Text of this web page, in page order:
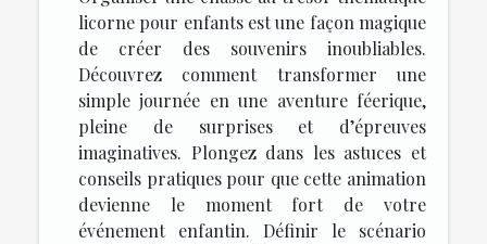
licorne pour enfants est une façon magique
de créer des souvenirs inoubliables.
Découvrez comment transformer une
simple journée en une aventure féerique,
pleine de surprises et d’épreuves
imaginatives. Plongez dans les astuces et
conseils pratiques pour que cette animation
devienne le moment fort de votre
événement enfantin. Définir le scénario